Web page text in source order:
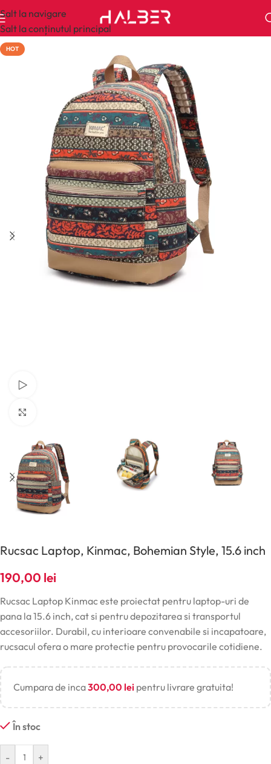
Salt la navigare
Salt la conținutul principal
HOT
Rucsac Laptop, Kinmac, Bohemian Style, 15.6 inch
190,00 lei
Rucsac Laptop Kinmac este proiectat pentru laptop-uri de
pana la 15.6 inch, cat si pentru depozitarea si transportul
accesoriilor. Durabil, cu interioare convenabile si incapatoare,
rucsacul ofera o mare protectie pentru provocarile cotidiene.
Cumpara de inca300,00 lei pentru livrare gratuita!
În stoc
- +